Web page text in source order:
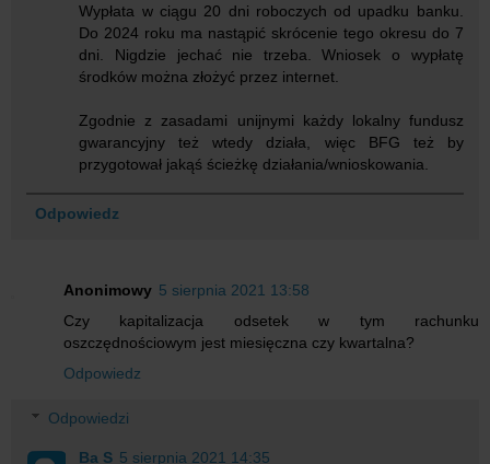
Wypłata w ciągu 20 dni roboczych od upadku banku.
Do 2024 roku ma nastąpić skrócenie tego okresu do 7
dni. Nigdzie jechać nie trzeba. Wniosek o wypłatę
środków można złożyć przez internet.
Zgodnie z zasadami unijnymi każdy lokalny fundusz
gwarancyjny też wtedy działa, więc BFG też by
przygotował jakąś ścieżkę działania/wnioskowania.
Odpowiedz
Anonimowy 5 sierpnia 2021 13:58
Czy kapitalizacja odsetek w tym rachunku
oszczędnościowym jest miesięczna czy kwartalna?
Odpowiedz
Odpowiedzi
Ba S 5 sierpnia 2021 14:35